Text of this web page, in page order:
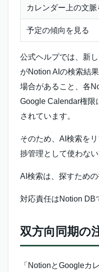
カレンダー上の文脈
予定の傾向を見る
公式ヘルプでは、新
がNotion AIの検索結
場合があること、各
Google Calendar権限
されています。
そのため、AI検索を
捗管理として使わない
AI検索は、探すための
対応責任はNotion DB
双方向同期の
「NotionとGoogleカ